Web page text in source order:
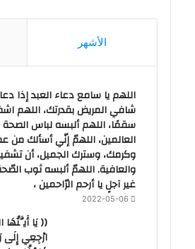
الأشهر
اللهم يا سامع دعاء العبد إذا
شافي المريض بقدرتك، اللهم
سقمًا، اللهم ألبسه لباس الصحة
العالمين، اللهمّ إنّي أسألك
وكرمك، وسترك الجميل، أن
والعافية. اللهمّ ألبسه ثوب
غير آجلٍ يا أرحم الرّاحمين ،
2022-05-06
(( يَا
ارْجِعِي